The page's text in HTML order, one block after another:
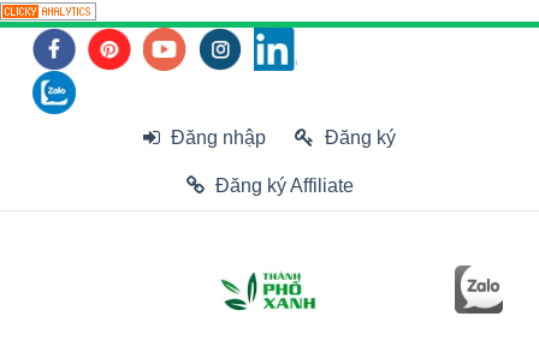
Đăng nhập Đăng ký
Đăng ký Affiliate